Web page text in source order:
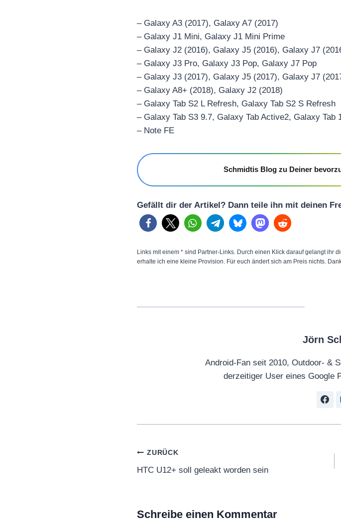
– Galaxy A3 (2017), Galaxy A7 (2017)
– Galaxy J1 Mini, Galaxy J1 Mini Prime
– Galaxy J2 (2016), Galaxy J5 (2016), Galaxy J7
– Galaxy J3 Pro, Galaxy J3 Pop, Galaxy J7 Pop
– Galaxy J3 (2017), Galaxy J5 (2017), Galaxy J7
– Galaxy A8+ (2018), Galaxy J2 (2018)
– Galaxy Tab S2 L Refresh, Galaxy Tab S2 S Refresh
– Galaxy Tab S3 9.7, Galaxy Tab Active2, Galaxy Tab
– Note FE
Schmidtis Blog zu Deiner
Gefällt dir der Artikel? Dann teile ihn mit deinen
Links mit einem * sind Partner-Links. Durch einen Klick darauf gelangt ihr
erhalte ich eine kleine Provision. Für euch ändert sich am Preis nichts.
Jörn
Android-Fan seit 2010, Outdoor- &
derzeitiger User eines Google
Beitragsnavigation
ZURÜCK
HTC U12+ soll geleakt worden sein
Schreibe einen Kommentar